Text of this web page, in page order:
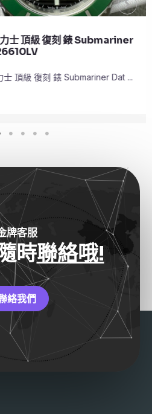
刻 錶 Submariner
錶 Submariner Dat ...
牌客服
時聯絡哦!
絡我們